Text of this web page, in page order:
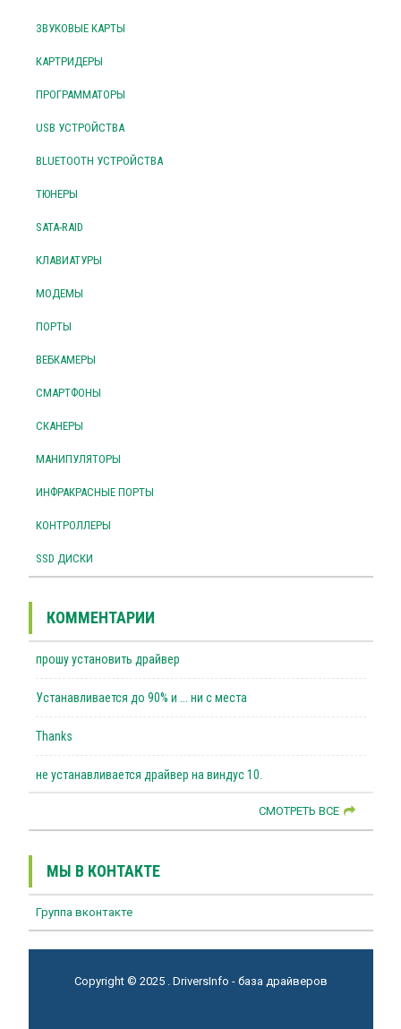
ЗВУКОВЫЕ КАРТЫ
КАРТРИДЕРЫ
ПРОГРАММАТОРЫ
USB УСТРОЙСТВА
BLUETOOTH УСТРОЙСТВА
ТЮНЕРЫ
SATA-RAID
КЛАВИАТУРЫ
МОДЕМЫ
ПОРТЫ
ВЕБКАМЕРЫ
СМАРТФОНЫ
СКАНЕРЫ
МАНИПУЛЯТОРЫ
ИНФРАКРАСНЫЕ ПОРТЫ
КОНТРОЛЛЕРЫ
SSD ДИСКИ
КОММЕНТАРИИ
прошу установить драйвер
Устанавливается до 90% и ... ни с места
Thanks
не устанавливается драйвер на виндус 10.
СМОТРЕТЬ ВСЕ
МЫ В КОНТАКТЕ
Группа вконтакте
Copyright © 2025 . DriversInfo - база драйверов